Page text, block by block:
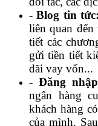
- Blog tin tức:
liên quan
tiết các
gửi tiền tiết
đãi vay vốn...
- Đăng
ngân hàng
khách hàng
của mình.